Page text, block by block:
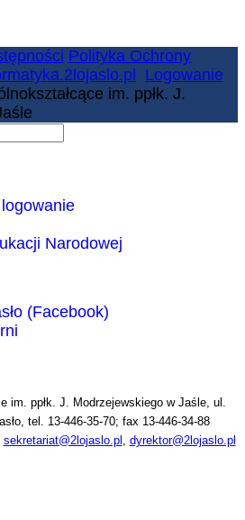
Polityka Ochrony
Logowanie
im. ppłk. J.
Narodowej
(Facebook)
im. ppłk. J. Modrzejewskiego w Jaśle, ul.
tel. 13-446-35-70; fax 13-446-34-88
sekretariat@2lojaslo.pl , dyrektor@2lojaslo.pl